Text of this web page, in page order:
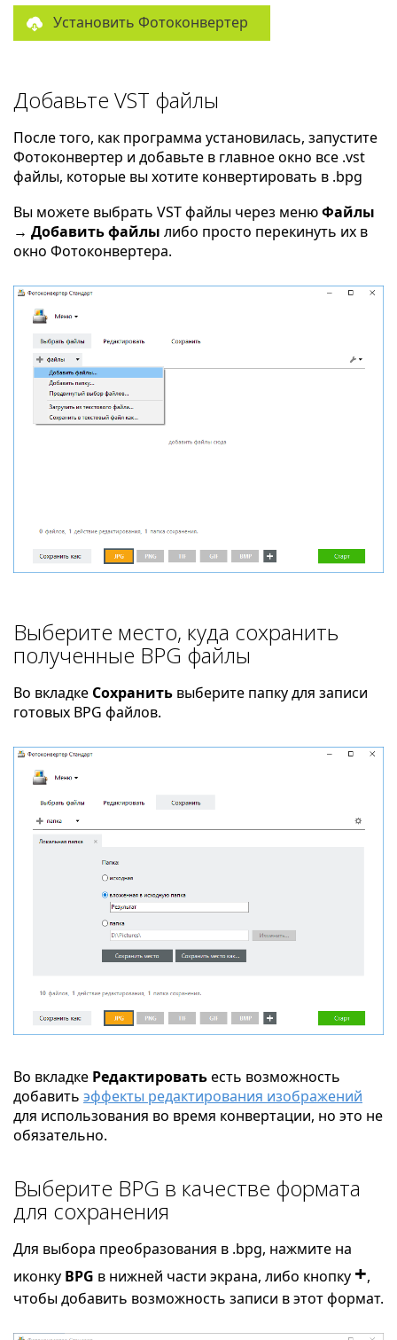
Установить Фотоконвертер
Добавьте VST файлы
После того, как программа установилась, запустите
Фотоконвертер и добавьте в главное окно все .vst
файлы, которые вы хотите конвертировать в .bpg
Вы можете выбрать VST файлы через менюФайлы
→ Добавить файлы либо просто перекинуть их в
окно Фотоконвертера.
Выберите место, куда сохранить
полученные BPG файлы
Во вкладке Сохранить выберите папку для записи
готовых BPG файлов.
Во вкладке Редактироватьесть возможность
добавить эффекты редактирования изображений
для использования во время конвертации, но это не
обязательно.
Выберите BPG в качестве формата
для сохранения
Для выбора преобразования в .bpg, нажмите на
иконку BPG в нижней части экрана, либо кнопку +,
чтобы добавить возможность записи в этот формат.